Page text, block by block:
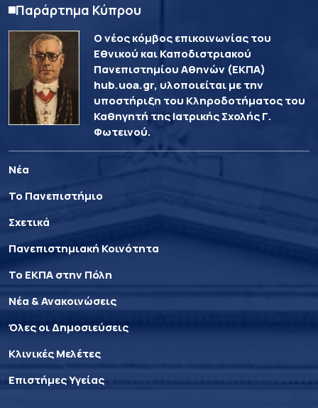
Παράρτημα Κύπρου
Ο νέος κόμβος επικοινωνίας του
Εθνικού και Καποδιστριακού
Πανεπιστημίου Αθηνών (ΕΚΠΑ)
hub.uoa.gr, υλοποιείται με την
υποστήριξη του Κληροδοτήματος του
Καθηγητή της Ιατρικής Σχολής Γ.
Φωτεινού.
Νέα
Το Πανεπιστήμιο
Σχετικά
Πανεπιστημιακή Κοινότητα
Το ΕΚΠΑ στην Πόλη
Νέα & Ανακοινώσεις
Όλες οι Δημοσιεύσεις
Κλινικές Μελέτες
Επιστήμες Υγείας